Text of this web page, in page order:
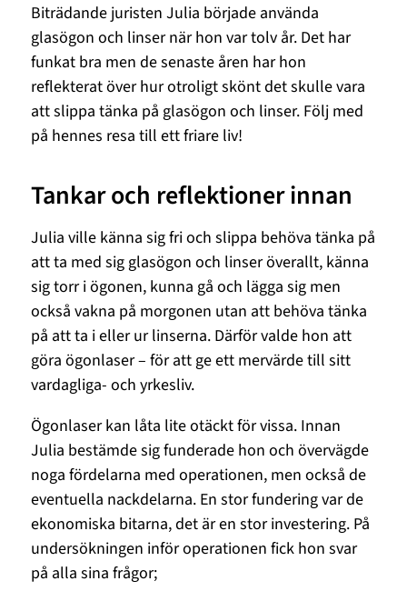
Biträdande juristen Julia började använda
glasögon och linser när hon var tolv år. Det har
funkat bra men de senaste åren har hon
reflekterat över hur otroligt skönt det skulle vara
att slippa tänka på glasögon och linser. Följ med
på hennes resa till ett friare liv!
Tankar och reflektioner innan
Julia ville känna sig fri och slippa behöva tänka på
att ta med sig glasögon och linser överallt, känna
sig torr i ögonen, kunna gå och lägga sig men
också vakna på morgonen utan att behöva tänka
på att ta i eller ur linserna. Därför valde hon att
göra ögonlaser – för att ge ett mervärde till sitt
vardagliga- och yrkesliv.
Ögonlaser kan låta lite otäckt för vissa. Innan
Julia bestämde sig funderade hon och övervägde
noga fördelarna med operationen, men också de
eventuella nackdelarna. En stor fundering var de
ekonomiska bitarna, det är en stor investering. På
undersökningen inför operationen fick hon svar
på alla sina frågor;